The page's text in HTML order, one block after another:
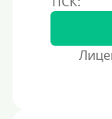
На Новый Год
Чтобы
регулярно и
избегать
рейтинг.